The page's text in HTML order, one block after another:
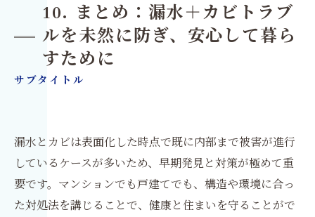
10. まとめ：漏水＋カビトラブ
ルを未然に防ぎ、安心して暮ら
すために
サブタイトル
漏水とカビは表面化した時点で既に内部まで被害が進行
しているケースが多いため、早期発見と対策が極めて重
要です。マンションでも戸建てでも、構造や環境に合っ
た対処法を講じることで、健康と住まいを守ることがで